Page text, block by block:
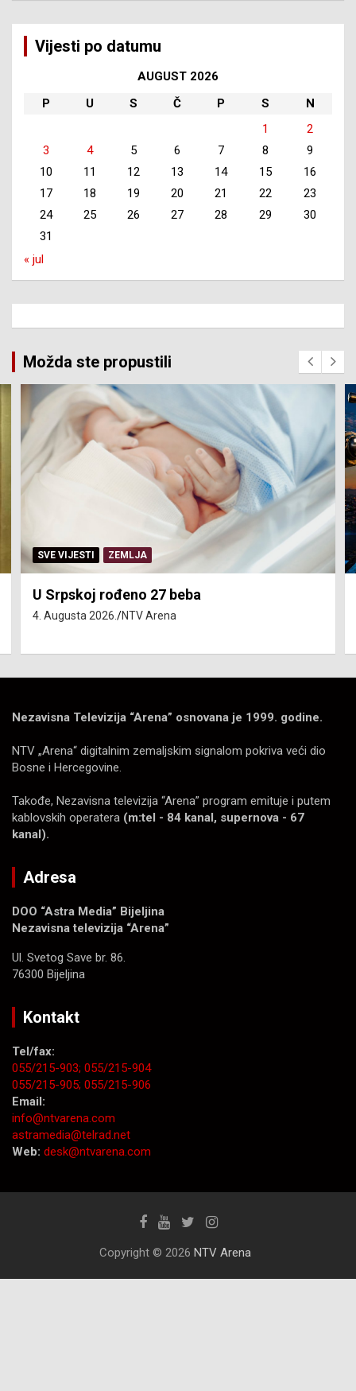
Vijesti po datumu
AUGUST 2026
P
U S Č P S
N
1
2
3
4 5 6 7 8
9
10
11 12 13 14 15
16
17
18 19 20 21 22
23
24
25 26 27 28 29
30
31
« jul
Možda ste propustili
SERVISNE INFORMACIJE
Isključenja vode – utorak 4. avgust
4. Augusta 2026. NTV Arena
Nezavisna Televizija “Arena” osnovana je 1999. godine.
NTV „Arena“ digitalnim zemaljskim signalom pokriva veći dio
Bosne i Hercegovine.
Takođe, Nezavisna televizija “Arena” program emituje i putem
kablovskih operatera (m:tel - 84 kanal, supernova - 67
kanal).
Adresa
DOO “Astra Media” Bijeljina
Nezavisna televizija “Arena”
Ul. Svetog Save br. 86.
76300 Bijeljina
Kontakt
Tel/fax:
055/215-903; 055/215-904
055/215-905; 055/215-906
Email:
info@ntvarena.com
astramedia@telrad.net
Web: desk@ntvarena.com
Copyright © 2026 NTV Arena